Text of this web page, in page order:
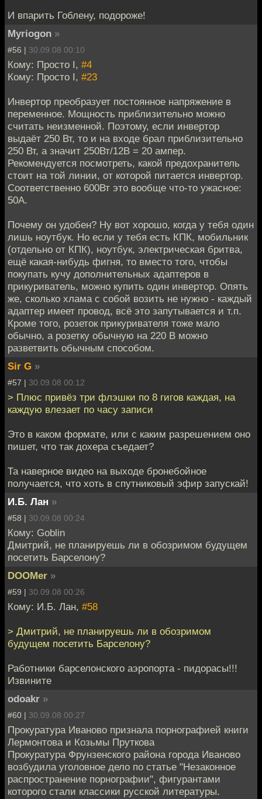
И впарить Гоблену, подороже!
Myriogon »
#56 | 30.09.08 00:10
Кому: Просто I, #4
Кому: Просто I, #23
Инвертор преобразует постоянное напряжение в
переменное. Мощность приблизительно можно
считать неизменной. Поэтому, если инвертор
выдаёт 250 Вт, то и на входе брал приблизительно
250 Вт, а значит 250Вт/12В = 20 ампер.
Рекомендуется посмотреть, какой предохранитель
стоит на той линии, от которой питается инвертор.
Соответственно 600Вт это вообще что-то ужасное:
50А.
Почему он удобен? Ну вот хорошо, когда у тебя один
лишь ноутбук. Но если у тебя есть КПК, мобильник
(отдельно от КПК), ноутбук, электрическая бритва,
ещё какая-нибудь фигня, то вместо того, чтобы
покупать кучу дополнительных адаптеров в
прикуриватель, можно купить один инвертор. Опять
же, сколько хлама с собой возить не нужно - каждый
адаптер имеет провод, всё это запутывается и т.п.
Кроме того, розеток прикуривателя тоже мало
обычно, а розетку обычную на 220 В можно
разветвить обычным способом.
Sir G »
#57 | 30.09.08 00:12
> Плюс привёз три флэшки по 8 гигов каждая, на
каждую влезает по часу записи
Это в каком формате, или с каким разрешением оно
пишет, что так дохера съедает?
Та наверное видео на выходе бронебойное
получается, что хоть в спутниковый эфир запускай!
И.Б. Лан »
#58 | 30.09.08 00:24
Кому: Goblin
Дмитрий, не планируешь ли в обозримом будущем
посетить Барселону?
DOOMer »
#59 | 30.09.08 00:26
Кому: И.Б. Лан, #58
> Дмитрий, не планируешь ли в обозримом
будущем посетить Барселону?
Работники барселонского аэропорта - пидорасы!!!
Извините
odoakr »
#60 | 30.09.08 00:27
Прокуратура Иваново признала порнографией книги
Лермонтова и Козьмы Пруткова
Прокуратура Фрунзенского района города Иваново
возбудила уголовное дело по статье "Незаконное
распространение порнографии", фигурантами
которого стали классики русской литературы.